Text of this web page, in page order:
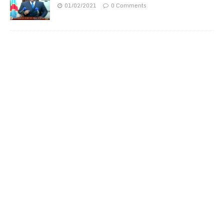
01/02/2021 0 Comments